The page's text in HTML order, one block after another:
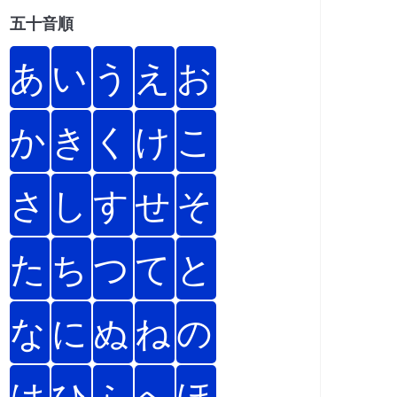
五十音順
あ い う え お
か き く け こ
さ し すせ そ
た ち つ て と
な に ぬ ねの